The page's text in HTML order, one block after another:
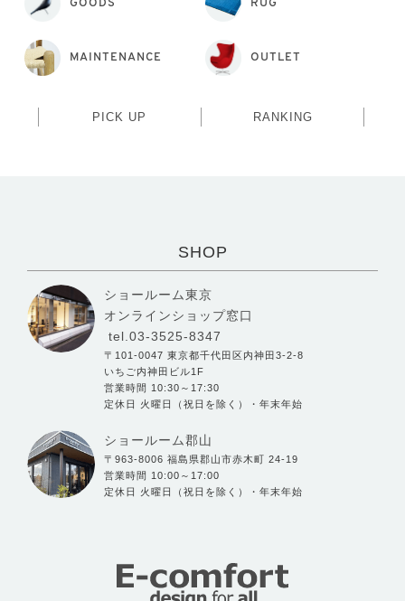
GOODS RUG
MAINTENANCE OUTLET
PICK UP RANKING
SHOP
ショールーム東京
オンラインショップ窓口
tel.03-3525-8347
〒101-0047 東京都千代田区内神田3-2-8
いちご内神田ビル1F
営業時間 10:30～17:30
定休日 火曜日（祝日を除く）・年末年始
ショールーム郡山
〒963-8006 福島県郡山市赤木町 24-19
営業時間 10:00～17:00
定休日 火曜日（祝日を除く）・年末年始